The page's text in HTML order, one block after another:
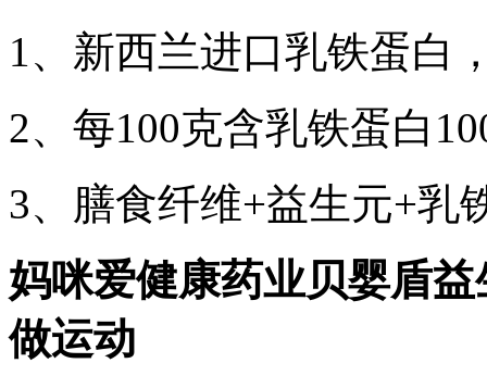
1、新西兰进口乳铁蛋白
2、每100克含乳铁蛋白
3、膳食纤维+益生元+乳
妈咪爱健康药业贝婴盾
做运动